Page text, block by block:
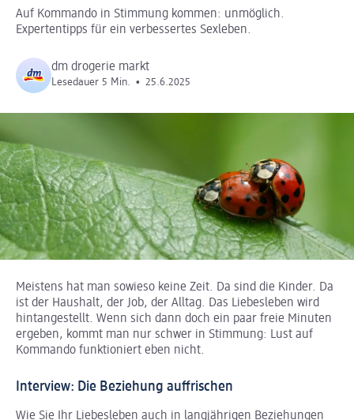
Auf Kommando in Stimmung kommen: unmöglich.
Expertentipps für ein verbessertes Sexleben.
dm drogerie markt
Lesedauer 5 Min. • 25.6.2025
Meistens hat man sowieso keine Zeit. Da sind die Kinder. Da
ist der Haushalt, der Job, der Alltag. Das Liebesleben wird
hintangestellt. Wenn sich dann doch ein paar freie Minuten
ergeben, kommt man nur schwer in Stimmung: Lust auf
Kommando funktioniert eben nicht.
Interview: Die Beziehung auffrischen
Wie Sie Ihr Liebesleben auch in langjährigen Beziehungen